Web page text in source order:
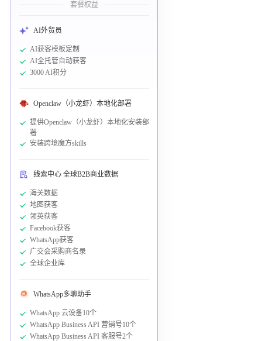
套餐权益
AI外贸员
AI获客模板定制
AI全托管自动获客
3000 AI积分
Openclaw（小龙虾）本地化部署
提供Openclaw（小龙虾）本地化安装部
署
安装跨境魔方skills
线索中心 全球B2B商业数据
海关数据
地图获客
领英获客
Facebook获客
WhatsApp获客
广交会采购商名录
全球企业库
WhatsApp多聊助手
WhatsApp 云设备10个
WhatsApp Business API 营销号10个
WhatsApp Business API 客服号2个